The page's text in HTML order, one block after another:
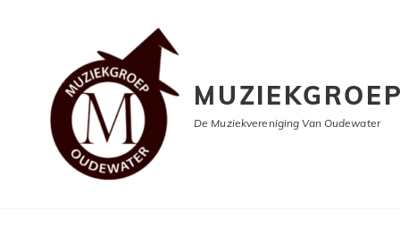
De Muziekvereniging Van Oudewater